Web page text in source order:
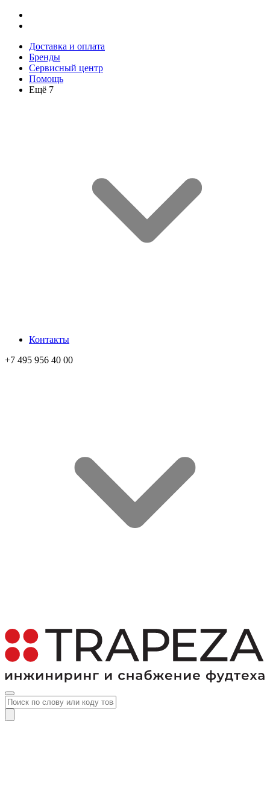
Доставка и оплата
Бренды
Сервисный центр
Помощь
Ещё 7
Контакты
+7 495 956 40 00